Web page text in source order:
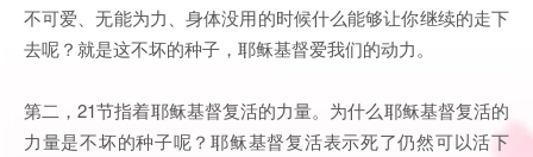
不可爱、无能为力、身体没用的时候什么能够让你继续的走下
去呢？就是这不坏的种子，耶稣基督爱我们的动力。
第二，21节指着耶稣基督复活的力量。为什么耶稣基督复活的
力量是不坏的种子呢？耶稣基督复活表示死了仍然可以活下